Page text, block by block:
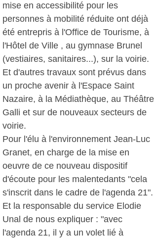
mise en accessibilité pour les
personnes à mobilité réduite ont déjà
été entrepris à l'Office de Tourisme, à
l'Hôtel de Ville , au gymnase Brunel
(vestiaires, sanitaires...), sur la voirie.
Et d'autres travaux sont prévus dans
un proche avenir à l'Espace Saint
Nazaire, à la Médiathèque, au Théâtre
Galli et sur de nouveaux secteurs de
voirie.
Pour l'élu à l'environnement Jean-Luc
Granet, en charge de la mise en
oeuvre de ce nouveau dispositif
d'écoute pour les malentedants "cela
s'inscrit dans le cadre de l'agenda 21".
Et la responsable du service Elodie
Unal de nous expliquer : "avec
l'agenda 21, il y a un volet lié à